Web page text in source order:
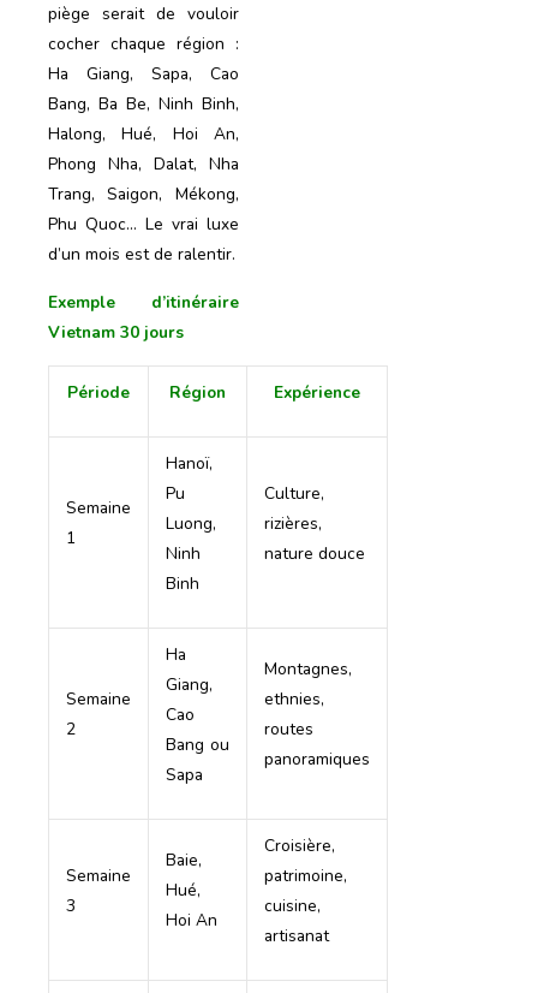
piège serait de vouloir
cocher chaque région :
Ha Giang, Sapa, Cao
Bang, Ba Be, Ninh Binh,
Halong, Hué, Hoi An,
Phong Nha, Dalat, Nha
Trang, Saigon, Mékong,
Phu Quoc… Le vrai luxe
d’un mois est de ralentir.
Exemple d’itinéraire
Vietnam 30 jours
Période Région Expérience
Semaine
1
Hanoï,
Pu
Luong,
Ninh
Binh
Culture,
rizières,
nature douce
Semaine
2
Ha
Giang,
Cao
Bang ou
Sapa
Montagnes,
ethnies,
routes
panoramiques
Semaine
3
Baie,
Hué,
Hoi An
Croisière,
patrimoine,
cuisine,
artisanat